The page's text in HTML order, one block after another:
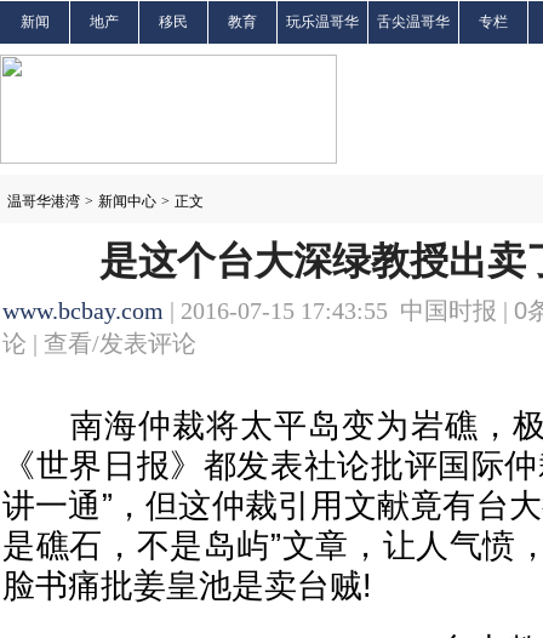
新闻 地产 移民 教育 玩乐温哥华 舌尖温哥华 专栏
温哥华港湾 > 新闻中心 > 正文
是这个台大深绿教授出卖
www.bcbay.com | 2016-07-15 17:43:55 中国时报 | 0
论 | 查看/发表评论
南海仲裁将太平岛变为岩礁，极
《世界日报》都发表社论批评国际
讲一通”，但这仲裁引用文献竟有台
是礁石，不是岛屿”文章，让人气愤
脸书痛批姜皇池是卖台贼!